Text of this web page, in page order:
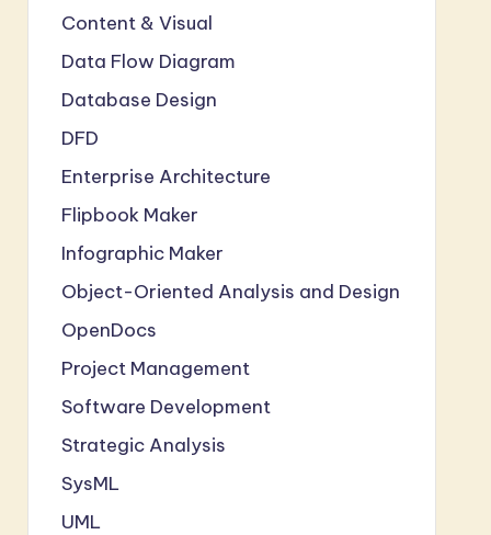
Content & Visual
Data Flow Diagram
Database Design
DFD
Enterprise Architecture
Flipbook Maker
Infographic Maker
Object-Oriented Analysis and Design
OpenDocs
Project Management
Software Development
Strategic Analysis
SysML
UML